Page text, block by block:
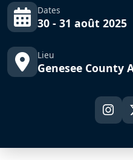
Dates
30 - 31 août 2025
Lieu
Genesee County